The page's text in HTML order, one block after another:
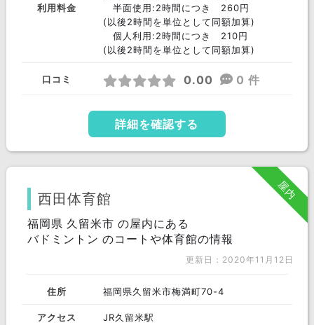
豊前市 小郡市
直方市 中間市
みやま市 八女郡
利用料金
半面使用:2時間につき 260円
(以後2時間を単位として同額加算)
個人利用:2時間につき 210円
(以後2時間を単位として同額加算)
口コミ 0.00 0 件
詳細を確認する
屋内
西田体育館
福岡県 久留米市 の屋内にある
バドミントン のコートや体育館の情報
更新日：2020年11月12日
住所 福岡県久留米市梅満町70-4
アクセス JR久留米駅